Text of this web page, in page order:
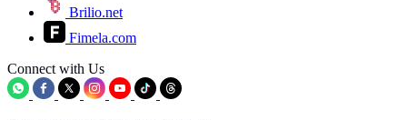
Brilio.net
Fimela.com
Connect with Us